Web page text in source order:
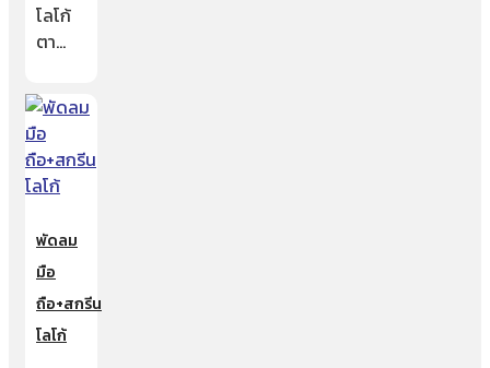
โลโก้
ตา…
พัดลม
มือ
ถือ+สกรีน
โลโก้